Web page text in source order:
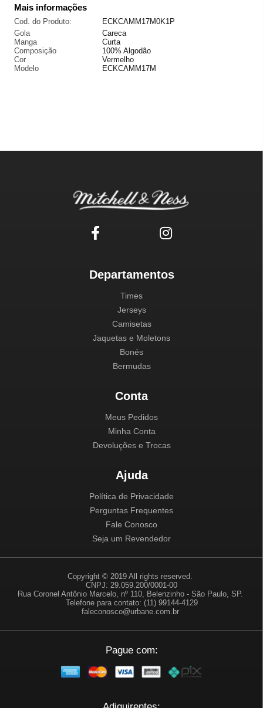
Mais informações
Cod. do Produto:
ECKCAMM17M0K1P
Gola
Careca
Manga
Curta
Composição
100% Algodão
Cor
Vermelho
Modelo
ECKCAMM17M
Departamentos
Times
Jerseys
Camisetas
Jaquetas e Moletons
Bonés
Bermudas
Conta
Meus Pedidos
Minha Conta
Devoluções e Trocas
Ajuda
Política de Privacidade
Perguntas Frequentes
Fale Conosco
Seja um Revendedor
Copyright © 2019 All rights reserved.
CNPJ: 29.059.200/0001-00
Rua Coronel Antônio Marcelo, nº 110, Belenzinho - São Paulo, SP.
Telefone para contato: (11) 99144-4129
faleconosco@urbane.com.br
Pague com: